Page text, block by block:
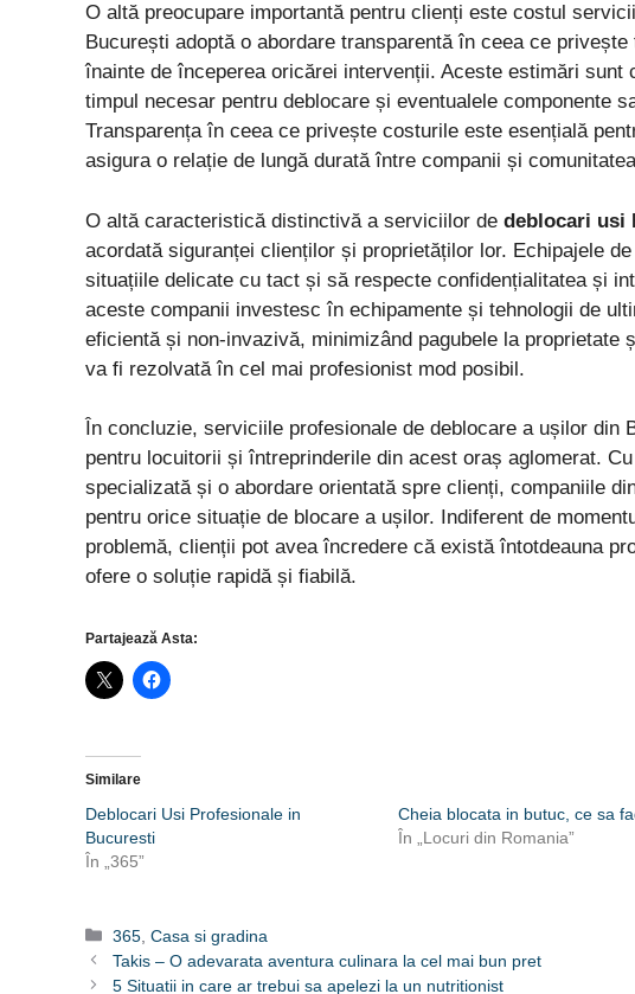
O altă preocupare importantă pentru clienți este costul
București adoptă o abordare transparentă în ceea ce
înainte de începerea oricărei intervenții. Aceste estimări
timpul necesar pentru deblocare și eventualele componente
Transparența în ceea ce privește costurile este esențială
asigura o relație de lungă durată între companii și
O altă caracteristică distinctivă a serviciilor de deblocari usi
acordată siguranței clienților și proprietăților lor. Echipajele
situațiile delicate cu tact și să respecte confidențialitatea și
aceste companii investesc în echipamente și tehnologii de
eficientă și non-invazivă, minimizând pagubele la
va fi rezolvată în cel mai profesionist mod posibil.
În concluzie, serviciile profesionale de deblocare a ușilor din
pentru locuitorii și întreprinderile din acest oraș aglomerat.
specializată și o abordare orientată spre clienți, companiile
pentru orice situație de blocare a ușilor. Indiferent de
problemă, clienții pot avea încredere că există întotdeauna
ofere o soluție rapidă și fiabilă.
Partajează Asta:
Similare
Deblocari Usi Profesionale in
Bucuresti
În „365”
Cheia blocata in butuc, ce sa
În „Locuri din Romania”
Categorii
365 ,Casa si gradina
Takis – O adevarata aventura culinara la cel mai bun pret
5 Situatii in care ar trebui sa apelezi la un nutritionist